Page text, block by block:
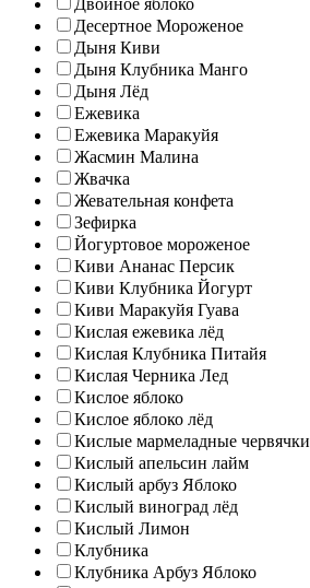
Двойное яблоко
Десертное Мороженое
Дыня Киви
Дыня Клубника Манго
Дыня Лёд
Ежевика
Ежевика Маракуйя
Жасмин Малина
Жвачка
Жевательная конфета
Зефирка
Йогуртовое мороженое
Киви Ананас Персик
Киви Клубника Йогурт
Киви Маракуйя Гуава
Кислая ежевика лёд
Кислая Клубника Питайя
Кислая Черника Лед
Кислое яблоко
Кислое яблоко лёд
Кислые мармеладные червячки
Кислый апельсин лайм
Кислый арбуз Яблоко
Кислый виноград лёд
Кислый Лимон
Клубника
Клубника Арбуз Яблоко